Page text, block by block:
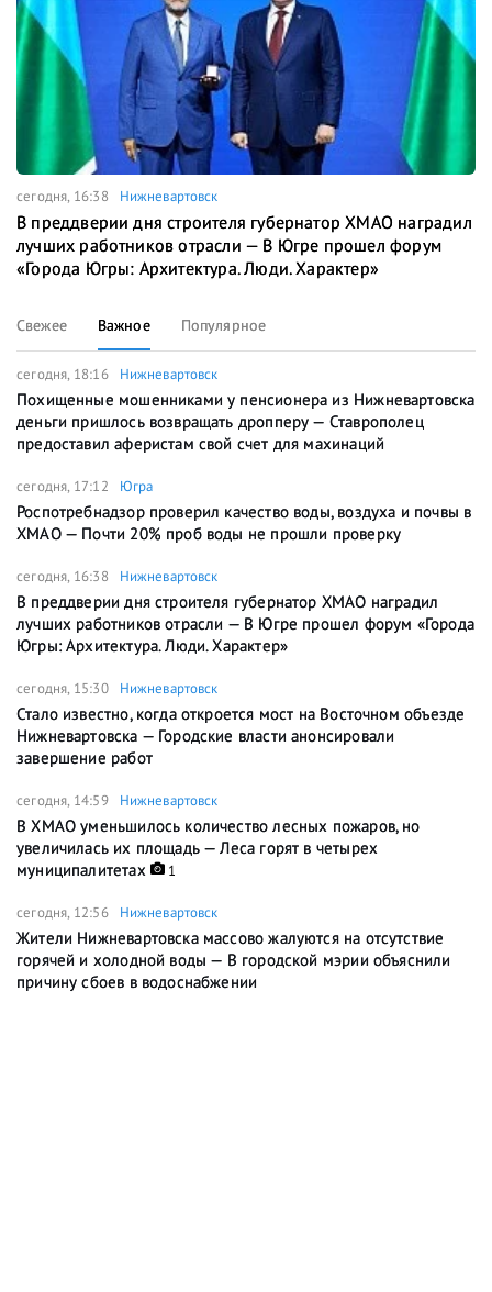
сегодня, 16:38 Нижневартовск
В преддверии дня строителя губернатор ХМАО наградил
лучших работников отрасли — В Югре прошел форум
«Города Югры: Архитектура. Люди. Характер»
Свежее Важное Популярное
сегодня, 18:16 Нижневартовск
Похищенные мошенниками у пенсионера из Нижневартовска
деньги пришлось возвращать дропперу — Ставрополец
предоставил аферистам свой счет для махинаций
сегодня, 17:12 Югра
Роспотребнадзор проверил качество воды, воздуха и почвы в
ХМАО — Почти 20% проб воды не прошли проверку
сегодня, 16:38 Нижневартовск
В преддверии дня строителя губернатор ХМАО наградил
лучших работников отрасли — В Югре прошел форум «Города
Югры: Архитектура. Люди. Характер»
сегодня, 15:30 Нижневартовск
Стало известно, когда откроется мост на Восточном объезде
Нижневартовска — Городские власти анонсировали
завершение работ
сегодня, 14:59 Нижневартовск
В ХМАО уменьшилось количество лесных пожаров, но
увеличилась их площадь — Леса горят в четырех
муниципалитетах
1
сегодня, 12:56 Нижневартовск
Жители Нижневартовска массово жалуются на отсутствие
горячей и холодной воды — В городской мэрии объяснили
причину сбоев в водоснабжении